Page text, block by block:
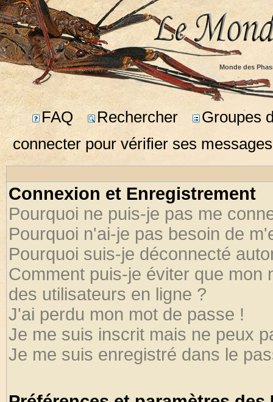
Monde des
FAQ Rechercher
Groupes
connecter pour vérifier ses
Connexion et Enregistrement
Pourquoi ne puis-je pas me
Pourquoi n'ai-je pas besoin de
Pourquoi suis-je déconnecté
Comment puis-je éviter que mon
des utilisateurs en ligne ?
J'ai perdu mon mot de passe !
Je me suis inscrit mais ne peux
Je me suis enregistré dans le